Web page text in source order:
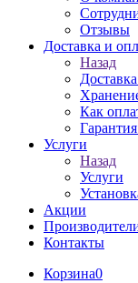
Отзывы
Доставка и
Назад
Как
Услуги
Назад
Услуги
Акции
Контакты
Корзина0